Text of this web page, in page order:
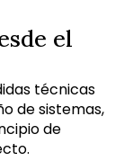
el
técnicas
de sistemas,
de